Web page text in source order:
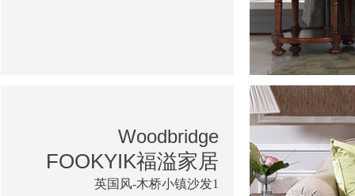
Woodbridge
FOOKYIK福溢家居
英国风-木桥小镇沙发1